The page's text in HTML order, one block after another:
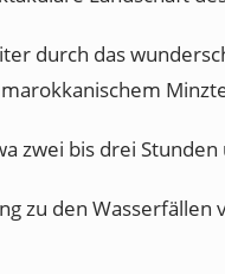
durch das
zwei bis drei
zu den